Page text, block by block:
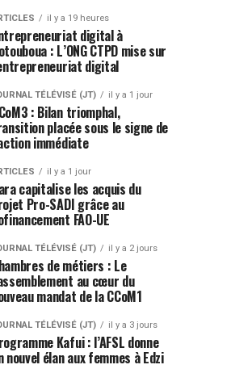
il y a 19 heures
digital à
: L’ONG CTPD mise sur
digital
TÉLÉVISÉ (JT) il y a 1 jour
: Bilan triomphal,
placée sous le signe de
immédiate
il y a 1 jour
capitalise les acquis du
Pro-SADI grâce au
FAO-UE
TÉLÉVISÉ (JT) il y a 2 jours
de métiers : Le
au cœur du
mandat de la CCoM1
TÉLÉVISÉ (JT) il y a 3 jours
Kafui : l’AFSL donne
nouvel élan aux femmes à Edzi